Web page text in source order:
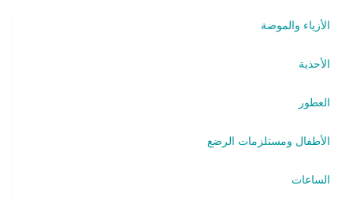
الأزياء والموضة
الأحذية
العطور
الأطفال ومستلزمات الرضع
الساعات